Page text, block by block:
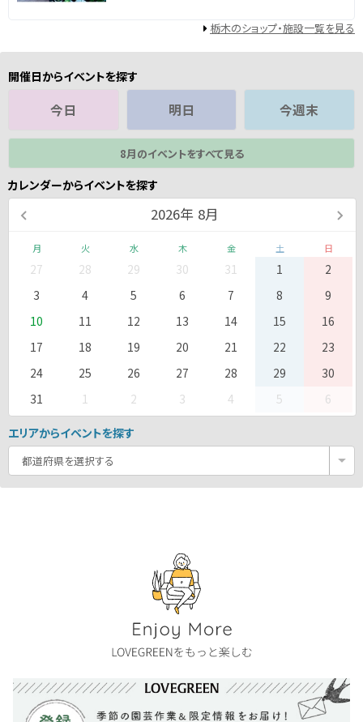
栃木のショップ・施設一覧を見る
開催日からイベントを探す
今日 明日 今週末
8月のイベントをすべて見る
カレンダーからイベントを探す
2026年 8月
月 火 水 木 金 土 日
27 28 29 30 31 1
2
3
4 5 6 7 8
9
10
11 12 13 14 15
16
17
18 19 20 21 22
23
24
25 26 27 28 29
30
31
1 2 3 4 5 6
エリアからイベントを探す